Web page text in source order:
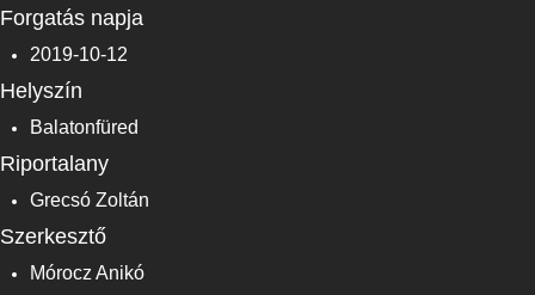
Forgatás napja
2019-10-12
Helyszín
Balatonfüred
Riportalany
Grecsó Zoltán
Szerkesztő
Mórocz Anikó